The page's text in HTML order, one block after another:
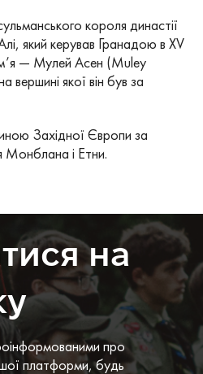
короля династії
який керував Гранадою в XV
— Мулей Асен (Muley
вершині якої він був за
Західної Європи за
Монблана і Етни.
на
про
платформи, будь